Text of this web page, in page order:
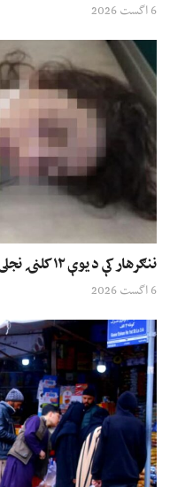
6 اگست 2026
ننګرهار کې د یوې ۱۲ کلنۍ نجلۍ جسد موندل شوی
6 اگست 2026